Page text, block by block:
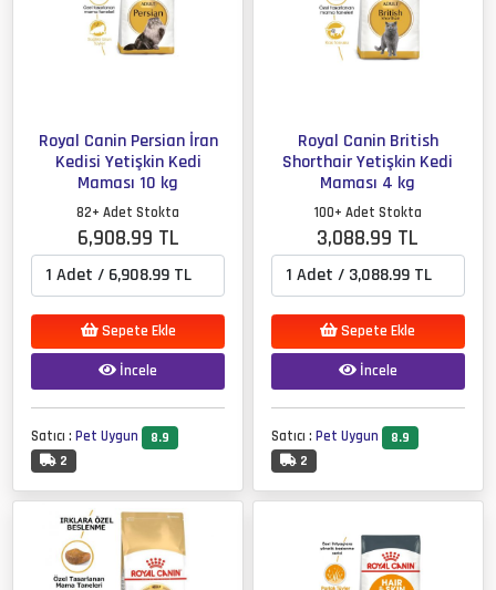
Royal Canin Persian İran
Kedisi Yetişkin Kedi
Maması 10 kg
82+ Adet Stokta
6,908.99 TL
Sepete Ekle
İncele
Satıcı :Pet Uygun
8.9
2
Royal Canin British
Shorthair Yetişkin Kedi
Maması 4 kg
100+ Adet Stokta
3,088.99 TL
Sepete Ekle
İncele
Satıcı : Pet Uygun
8.9
2